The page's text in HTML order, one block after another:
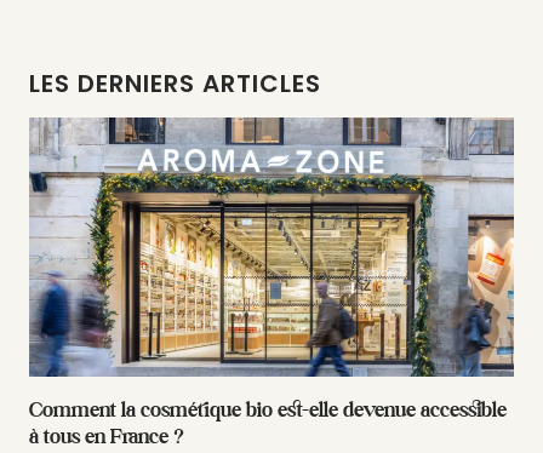
LES DERNIERS ARTICLES
Comment la cosmétique bio est-elle devenue accessible
à tous en France ?